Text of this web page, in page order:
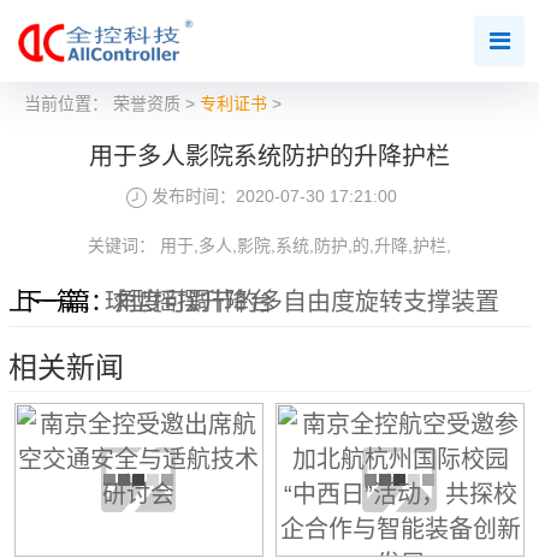
当前位置： 荣誉资质> 专利证书>
用于多人影院系统防护的升降护栏
发布时间：2020-07-30 17:21:00
关键词： 用于,多人,影院,系统,防护,的,升降,护栏,
上一篇： 球型摇摆升降台
下一篇：角度可调节的多自由度旋转支撑装置
相关新闻